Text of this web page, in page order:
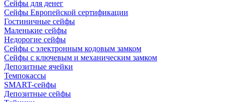
Сейфы для денег
Сейфы Европейской сертификации
Гостиничные сейфы
Маленькие сейфы
Недорогие сейфы
Сейфы с электронным кодовым замком
Сейфы с ключевым и механическим замком
Депозитные ячейки
Темпокассы
SMART-сейфы
Депозитные сейфы